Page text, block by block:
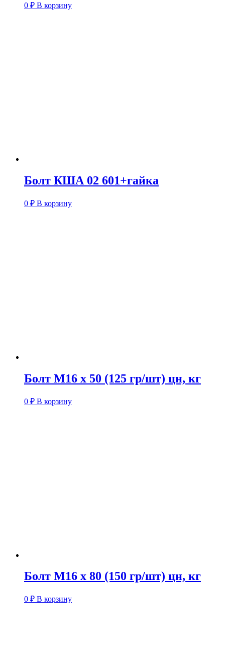
0 ₽ В корзину
Болт КША 02 601+гайка
0 ₽ В корзину
Болт М16 х 50 (125 гр/шт) цн, кг
0 ₽ В корзину
Болт М16 х 80 (150 гр/шт) цн, кг
0 ₽ В корзину